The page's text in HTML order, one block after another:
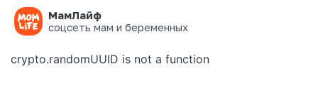
МамЛайф
соцсеть мам и беременных
Ошибка на странице
crypto.randomUUID is not a function